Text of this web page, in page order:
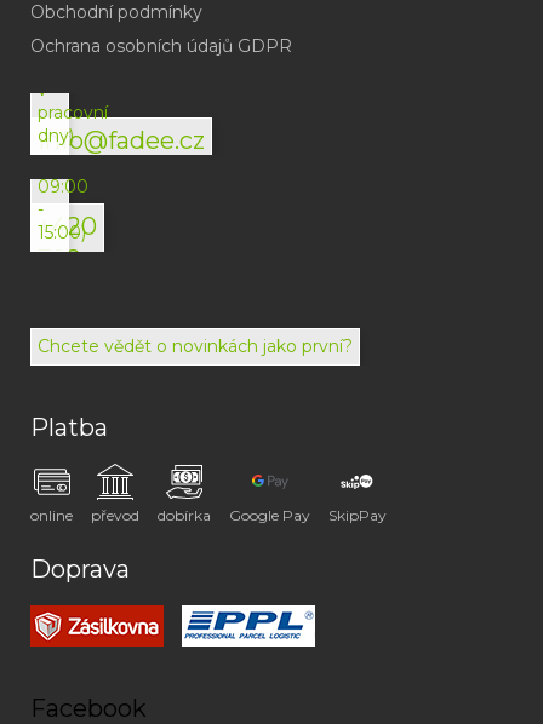
Obchodní podmínky
Ochrana osobních údajů GDPR
info@fadee.cz
(odpověď
do
v
pracovní
dny)
+420
792
072
(Po-
09:00
-
15:00)
Chcete vědět o novinkách jako první?
Platba
online převod dobírka Google Pay SkipPay
Doprava
Facebook